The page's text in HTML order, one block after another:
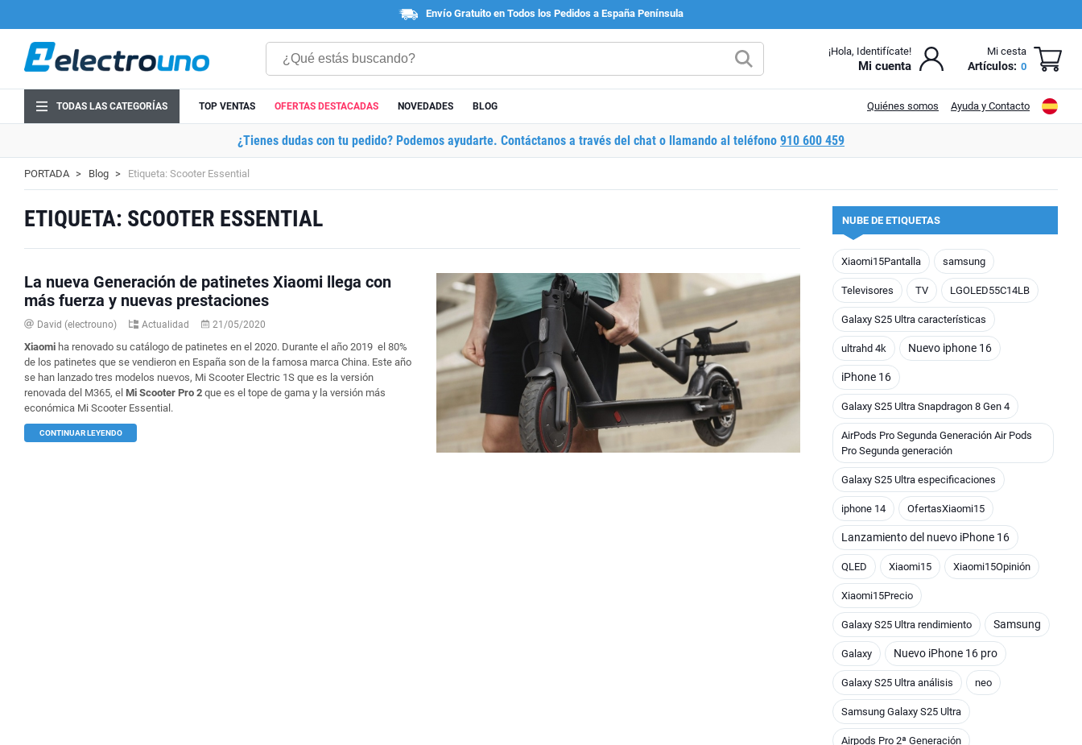
Envío Gratuito en Todos los Pedidos a España Península
¡Hola, Identifícate!
Mi cuenta
Mi cesta
Artículos: 0
TODAS LAS CATEGORÍAS TOP VENTAS OFERTAS DESTACADAS NOVEDADES BLOG Quiénes somos Ayuda y Contacto
¿Tienes dudas con tu pedido? Podemos ayudarte. Contáctanos a través del chat o llamando al teléfono 910 600 459
PORTADA Blog Etiqueta: Scooter Essential
ETIQUETA: SCOOTER ESSENTIAL
La nueva Generación de patinetes Xiaomi llega con
más fuerza y nuevas prestaciones
David (electrouno) Actualidad 21/05/2020
Xiaomi ha renovado su catálogo de patinetes en el 2020. Durante el año 2019 el 80%
de los patinetes que se vendieron en España son de la famosa marca China. Este año
se han lanzado tres modelos nuevos, Mi Scooter Electric 1S que es la versión
renovada del M365, el Mi Scooter Pro 2 que es el tope de gama y la versión más
económica Mi Scooter Essential.
CONTINUAR LEYENDO
NUBE DE ETIQUETAS
Xiaomi15Pantalla samsung
Televisores TV LGOLED55C14LB
Galaxy S25 Ultra características
ultrahd 4k Nuevo iphone 16
iPhone 16
Galaxy S25 Ultra Snapdragon 8 Gen 4
AirPods Pro Segunda Generación Air Pods
Pro Segunda generación
Galaxy S25 Ultra especificaciones
iphone 14 OfertasXiaomi15
Lanzamiento del nuevo iPhone 16
QLED Xiaomi15 Xiaomi15Opinión
Xiaomi15Precio
Galaxy S25 Ultra rendimiento Samsung
Galaxy Nuevo iPhone 16 pro
Galaxy S25 Ultra análisis neo
Samsung Galaxy S25 Ultra
Airpods Pro 2ª Generación